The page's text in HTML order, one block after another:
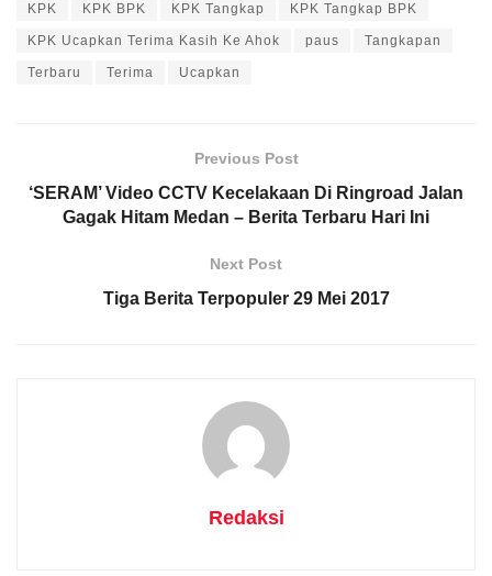
KPK KPK BPK KPK Tangkap KPK Tangkap BPK
KPK Ucapkan Terima Kasih Ke Ahok paus Tangkapan
Terbaru Terima Ucapkan
Previous Post
‘SERAM’ Video CCTV Kecelakaan Di Ringroad Jalan
Gagak Hitam Medan – Berita Terbaru Hari Ini
Next Post
Tiga Berita Terpopuler 29 Mei 2017
Redaksi